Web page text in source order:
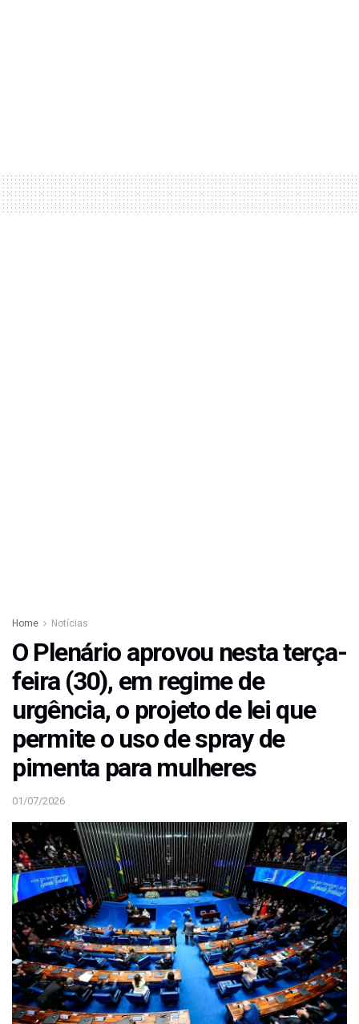
Home Notícias
O Plenário aprovou nesta terça-
feira (30), em regime de
urgência, o projeto de lei que
permite o uso de spray de
pimenta para mulheres
01/07/2026